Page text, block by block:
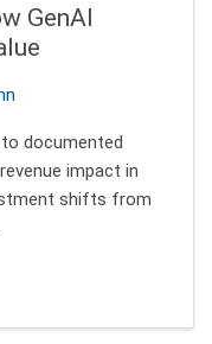
GenAI
documented
impact in
shifts from
Analytics: How